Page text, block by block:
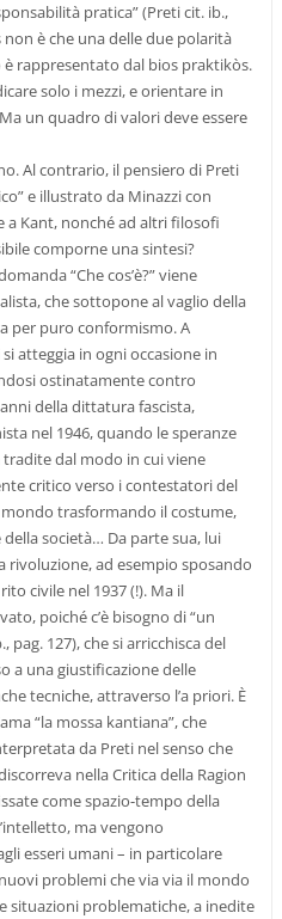
pratica” (Preti cit. ib.,
è che una delle due polarità
rappresentato dal bios praktikòs.
solo i mezzi, e orientare in
un quadro di valori deve essere
Al contrario, il pensiero di Preti
e illustrato da Minazzi con
Kant, nonché ad altri filosofi
comporne una sintesi?
“Che cos’è?” viene
che sottopone al vaglio della
per puro conformismo. A
atteggia in ogni occasione in
ostinatamente contro
della dittatura fascista,
nel 1946, quando le speranze
tradite dal modo in cui viene
critico verso i contestatori del
mondo trasformando il costume,
società… Da parte sua, lui
rivoluzione, ad esempio sposando
civile nel 1937 (!). Ma il
poiché c’è bisogno di “un
pag. 127), che si arricchisca del
a una giustificazione delle
tecniche, attraverso l’a priori. È
“la mossa kantiana”, che
da Preti nel senso che
nella Critica della Ragion
come spazio-tempo della
ma vengono
esseri umani – in particolare
problemi che via via il mondo
situazioni problematiche, a inedite